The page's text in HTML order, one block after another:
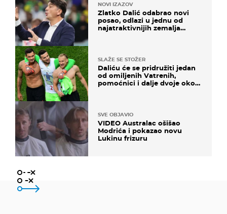
NOVI IZAZOV
Zlatko Dalić odabrao novi
posao, odlazi u jednu od
najatraktivnijih zemalja
SLAŽE SE STOŽER
Daliću će se pridružiti jedan
od omiljenih Vatrenih,
pomoćnici i dalje dvoje oko
SVE OBJAVIO
VIDEO Australac ošišao
Modrića i pokazao novu
Lukinu frizuru